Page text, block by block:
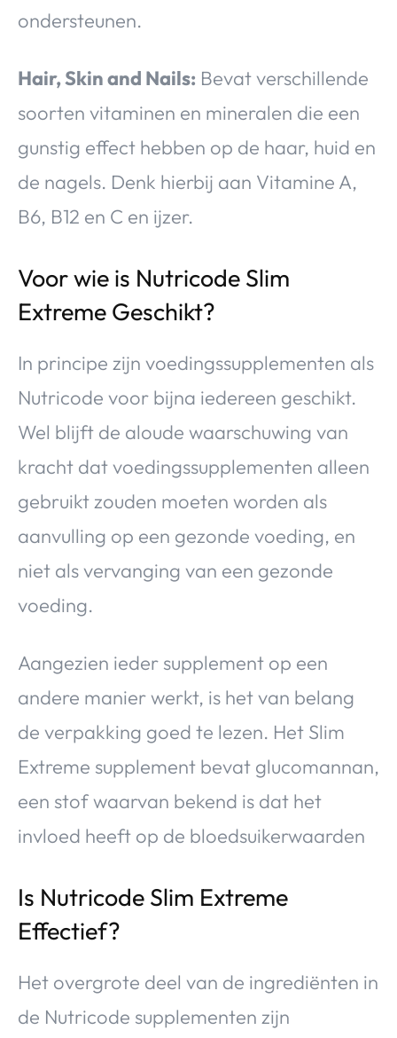
ondersteunen.
Hair, Skin and Nails: Bevat verschillende
soorten vitaminen en mineralen die een
gunstig effect hebben op de haar, huid en
de nagels. Denk hierbij aan Vitamine A,
B6, B12 en C en ijzer.
Voor wie is Nutricode Slim
Extreme Geschikt?
In principe zijn voedingssupplementen als
Nutricode voor bijna iedereen geschikt.
Wel blijft de aloude waarschuwing van
kracht dat voedingssupplementen alleen
gebruikt zouden moeten worden als
aanvulling op een gezonde voeding, en
niet als vervanging van een gezonde
voeding.
Aangezien ieder supplement op een
andere manier werkt, is het van belang
de verpakking goed te lezen. Het Slim
Extreme supplement bevat glucomannan,
een stof waarvan bekend is dat het
invloed heeft op de bloedsuikerwaarden
Is Nutricode Slim Extreme
Effectief?
Het overgrote deel van de ingrediënten in
de Nutricode supplementen zijn